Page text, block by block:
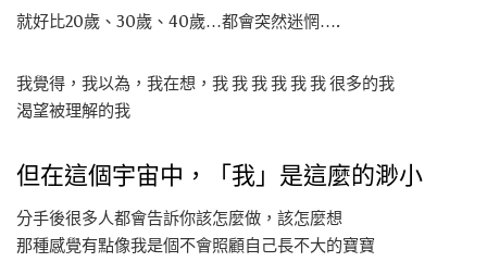
就好比20歲、30歲、40歲…都會突然迷惘….
我覺得，我以為，我在想，我 我 我 我 我 我 很多的我
渴望被理解的我
但在這個宇宙中，「我」是這麼的渺小
分手後很多人都會告訴你該怎麼做，該怎麼想
那種感覺有點像我是個不會照顧自己長不大的寶寶